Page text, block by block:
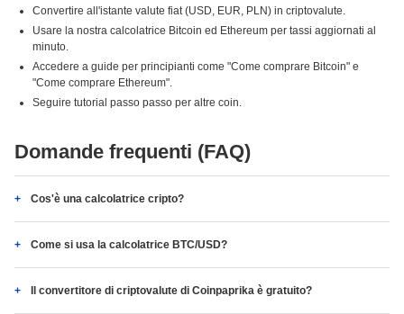
Convertire all'istante valute fiat (USD, EUR, PLN) in criptovalute.
Usare la nostra calcolatrice Bitcoin ed Ethereum per tassi aggiornati al
minuto.
Accedere a guide per principianti come "Come comprare Bitcoin" e
"Come comprare Ethereum".
Seguire tutorial passo passo per altre coin.
Domande frequenti (FAQ)
Cos'è una calcolatrice cripto?
Come si usa la calcolatrice BTC/USD?
Il convertitore di criptovalute di Coinpaprika è gratuito?